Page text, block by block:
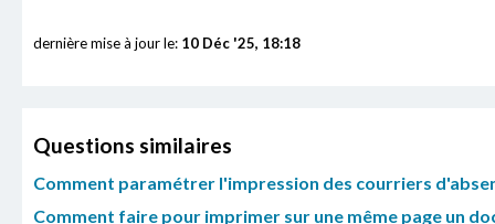
dernière mise à jour le: 10 Déc '25, 18:18
Questions similaires
Comment paramétrer l'impression des courriers
Comment faire pour imprimer sur une même page un